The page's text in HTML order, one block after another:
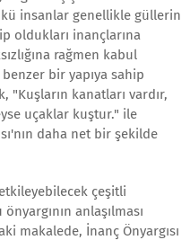
insanlar genellikle güllerin
oldukları inançlarına
rağmen kabul
bir yapıya sahip
"Kuşların kanatları vardır,
uçaklar kuştur." ile
daha net bir şekilde
çeşitli
anlaşılması
makalede, İnanç Önyargısı